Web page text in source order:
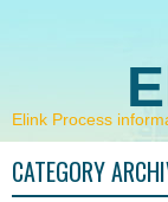
Elink Process
CATEGORY